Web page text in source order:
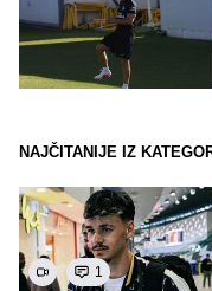
NAJČITANIJE IZ
1